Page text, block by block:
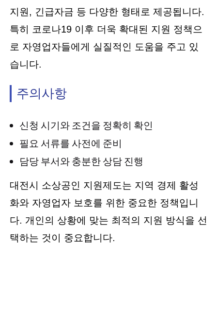
지원, 긴급자금 등 다양한 형태로 제공됩니다.
특히 코로나19 이후 더욱 확대된 지원 정책으
로 자영업자들에게 실질적인 도움을 주고 있
습니다.
주의사항
신청 시기와 조건을 정확히 확인
필요 서류를 사전에 준비
담당 부서와 충분한 상담 진행
대전시 소상공인 지원제도는 지역 경제 활성
화와 자영업자 보호를 위한 중요한 정책입니
다. 개인의 상황에 맞는 최적의 지원 방식을 선
택하는 것이 중요합니다.